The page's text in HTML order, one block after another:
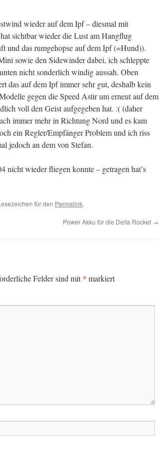
wieder auf dem Ipf – diesmal mit
sichtbar wieder die Lust am Hangflug
und das rumgehopse auf dem Ipf (=Hund)).
sowie den Sidewinder dabei, ich schleppte
nicht sonderlich windig aussah. Oben
das auf dem Ipf immer sehr gut, deshalb kein
gegen die Speed Astir um erneut auf dem
voll den Geist aufgegeben hat. :( (daher
immer mehr in Richtung Nord und es kam
ein Regler/Empfänger Problem und ich riss
jedoch an dem von Stefan.
nicht wieder fliegen konnte – getragen hat’s
für den Permalink.
Power Akku für die Delta Rocket →
Felder sind mit* markiert